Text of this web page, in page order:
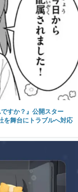
すか？』公開スター
を舞台にトラブルへ対応